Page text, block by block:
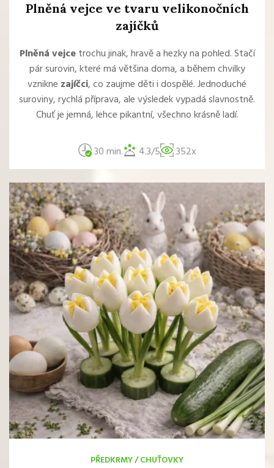
Plněná vejce ve tvaru velikonočních
zajíčků
Plněná vejcetrochu jinak, hravě a hezky na pohled. Stačí
pár surovin, které má většina doma, a během chvilky
vznikne zajíčci, co zaujme děti i dospělé. Jednoduché
suroviny, rychlá příprava, ale výsledek vypadá slavnostně.
Chuť je jemná, lehce pikantní, všechno krásně ladí.
30 min. 4.3/5 352x
PŘEDKRMY/CHUŤOVKY